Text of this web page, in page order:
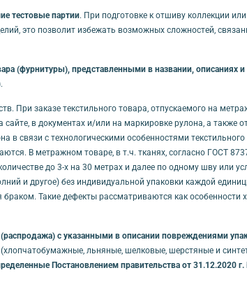
тестовые партии. При подготовке к отшиву коллекции
это позволит избежать возможных сложностей,
(фурнитуры), представленными в названии, описаниях
При заказе текстильного товара, отпускаемого на
в документах и/или на маркировке рулона, а также
в связи с технологическими особенностями
В метражном товаре, в т.ч. тканях, согласно ГОСТ
до 3-х на 30 метрах и далее по одному шву или
и другое) без индивидуальной упаковки каждой
Такие дефекты рассматриваются как особенности
с указанными в описании повреждениями
(хлопчатобумажные, льняные, шелковые, шерстяные и
Постановлением правительства от 31.12.2020